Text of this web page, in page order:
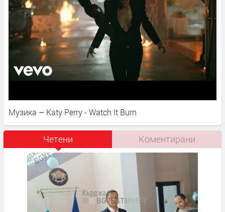
Музика – Katy Perry - Watch It Burn
Четени Коментирани